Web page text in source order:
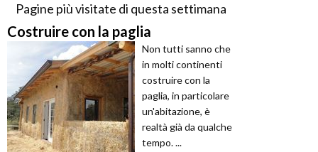
Pagine più visitate di questa settimana
Costruire con la paglia
Non tutti sanno che
in molti continenti
costruire con la
paglia, in particolare
un'abitazione, è
realtà già da qualche
tempo. ...